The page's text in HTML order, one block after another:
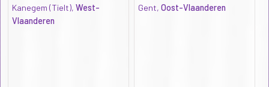
Kanegem (Tielt), West-
Vlaanderen
Gent,Oost-Vlaanderen